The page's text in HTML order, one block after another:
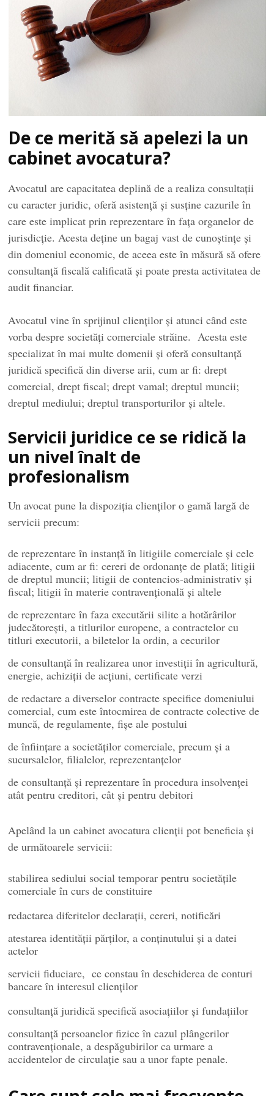
De ce merită să apelezi la un
cabinet avocatura?
Avocatul are capacitatea deplină de a realiza consultații
cu caracter juridic, oferă asistență și susține cazurile în
care este implicat prin reprezentare în fața organelor de
jurisdicție. Acesta deține un bagaj vast de cunoștințe și
din domeniul economic, de aceea este în măsură să ofere
consultanţă fiscală calificată și poate presta activitatea de
audit financiar.
Avocatul vine în sprijinul clienților și atunci când este
vorba despre societăţi comerciale străine. Acesta este
specializat în mai multe domenii și oferă consultanţă
juridică specifică din diverse arii, cum ar fi: drept
comercial, drept fiscal; drept vamal; dreptul muncii;
dreptul mediului; dreptul transporturilor și altele.
Servicii juridice ce se ridică la
un nivel înalt de
profesionalism
Un avocat pune la dispoziția clienților o gamă largă de
servicii precum:
de reprezentare în instanţă în litigiile comerciale şi cele
adiacente, cum ar fi: cereri de ordonanţe de plată; litigii
de dreptul muncii; litigii de contencios-administrativ şi
fiscal; litigii în materie contravenţională și altele
de reprezentare în faza executării silite a hotărârilor
judecătoreşti, a titlurilor europene, a contractelor cu
titluri executorii, a biletelor la ordin, a cecurilor
de consultanţă în realizarea unor investiţii în agricultură,
energie, achiziţii de acţiuni, certificate verzi
de redactare a diverselor contracte specifice domeniului
comercial, cum este întocmirea de contracte colective de
muncă, de regulamente, fişe ale postului
de înfiinţare a societăţilor comerciale, precum şi a
sucursalelor, filialelor, reprezentanţelor
de consultanţă şi reprezentare în procedura insolvenţei
atât pentru creditori, cât şi pentru debitori
Apelând la un cabinet avocatura clienții pot beneficia și
de următoarele servicii:
stabilirea sediului social temporar pentru societăţile
comerciale în curs de constituire
redactarea diferitelor declaraţii, cereri, notificări
atestarea identităţii părţilor, a conţinutului şi a datei
actelor
servicii fiduciare, ce constau în deschiderea de conturi
bancare în interesul clienţilor
consultanţă juridică specifică asociaţiilor şi fundaţiilor
consultanţă persoanelor fizice în cazul plângerilor
contravenţionale, a despăgubirilor ca urmare a
accidentelor de circulaţie sau a unor fapte penale.